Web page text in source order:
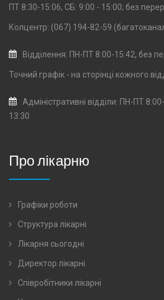
ПТ 8:30-15:06, СБ: 9:00 - 15:00; без
Колцентр: (067) 194-82-59
Відділення: ПН-ПТ 8:00-15:42, без
Точний графік - на сторінці кожного
Адміністративні відділи: ПН-ПТ
13:30
Про лікарню
Графіки роботи
Структура лікарні
Лікарня сьогодні
Директор лікарні
Співробітники лікарні